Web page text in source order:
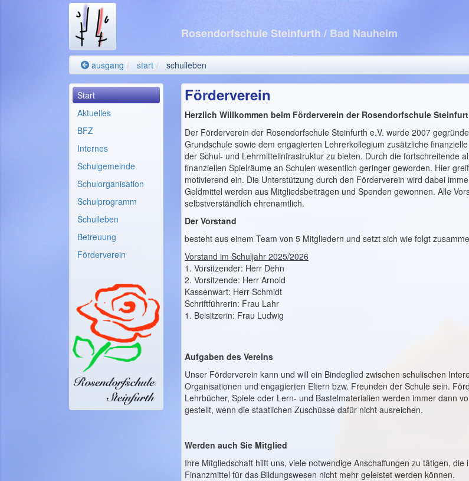
Rosendorfschule Steinfurth / Bad Nauheim
ausgang start schulleben
Start
Aktuelles
BFZ
Internes
Schulgemeinde
Schulorganisation
Schulprogramm
Schulleben
Betreuung
Förderverein
Förderverein
Herzlich Willkommen beim Förderverein der Rosendorfschule
Der Förderverein der Rosendorfschule Steinfurth e.V. wurde 2007
Grundschule sowie dem engagierten Lehrerkollegium zusätzliche
der Schul- und Lehrmittelinfrastruktur zu bieten. Durch die fortschreitende
finanziellen Spielräume an Schulen wesentlich geringer geworden. Hier
motivierend ein. Die Unterstützung durch den Förderverein wird dabei
Geldmittel werden aus Mitgliedsbeiträgen und Spenden gewonnen. Alle
selbstverständlich ehrenamtlich.
Der Vorstand
besteht aus einem Team von 5 Mitgliedern und setzt sich wie folgt
Vorstand im Schuljahr 2025/2026
1. Vorsitzender: Herr Dehn
2. Vorsitzende: Herr Arnold
Kassenwart: Herr Schmidt
Schriftführerin: Frau Lahr
1. Beisitzerin: Frau Ludwig
Aufgaben des Vereins
Unser Förderverein kann und will ein Bindeglied zwischen schulischen
Organisationen und engagierten Eltern bzw. Freunden der Schule sein.
Lehrbücher, Spiele oder Lern- und Bastelmaterialien werden immer dann
gestellt, wenn die staatlichen Zuschüsse dafür nicht ausreichen.
Werden auch Sie Mitglied
Ihre Mitgliedschaft hilft uns, viele notwendige Anschaffungen zu tätigen,
Finanzmittel für das Bildungswesen nicht mehr geleistet werden können.